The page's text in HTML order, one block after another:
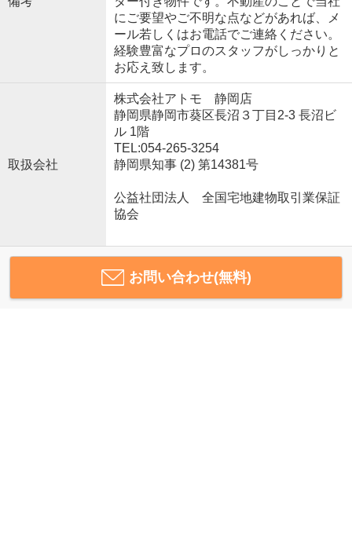
にご要望やご不明な点などがあれば、メ
ール若しくはお電話でご連絡ください。
経験豊富なプロのスタッフがしっかりと
お応え致します。
取扱会社
株式会社アトモ 静岡店
静岡県静岡市葵区長沼３丁目2-3 長沼ビ
ル 1階
TEL:054-265-3254
静岡県知事 (2) 第14381号
公益社団法人 全国宅地建物取引業保証
協会
お問い合わせ(無料)